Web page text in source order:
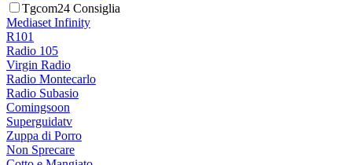
Tgcom24 Consiglia
Mediaset Infinity
R101
Radio 105
Virgin Radio
Radio Montecarlo
Radio Subasio
Comingsoon
Superguidatv
Zuppa di Porro
Non Sprecare